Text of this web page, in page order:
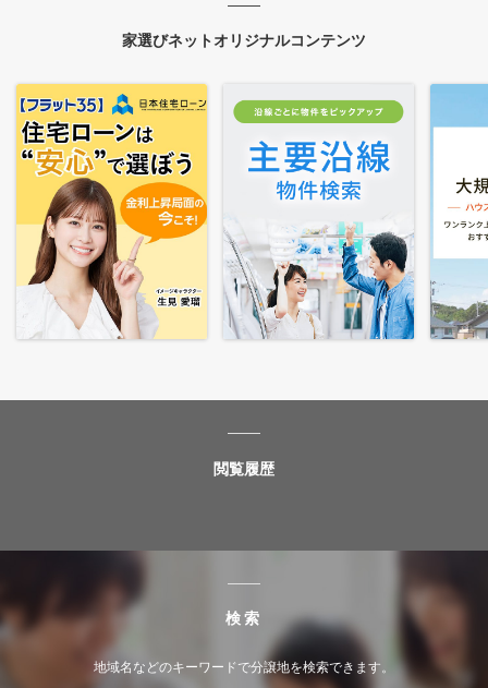
家選びネットオリジナルコンテンツ
閲覧履歴
検索
地域名などのキーワードで分譲地を検索できます。